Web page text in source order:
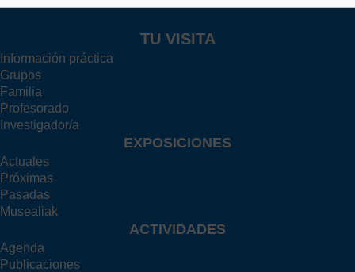
TU VISITA
Información práctica
Grupos
Familia
Profesorado
Investigador/a
EXPOSICIONES
Actuales
Próximas
Pasadas
Musealiak
ACTIVIDADES
Agenda
Publicaciones